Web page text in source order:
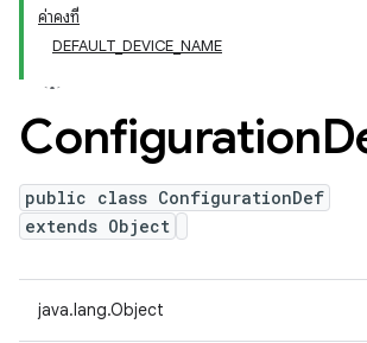
ค่าคงที่
DEFAULT_DEVICE_NAME
Configuration
public class ConfigurationDef
extends Object
java.lang.Object